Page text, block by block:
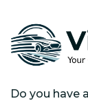
content
Do you have